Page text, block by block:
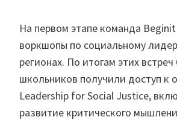
На первом этапе команда
воркшопы по социальному
регионах. По итогам этих встреч
школьников получили доступ к
Leadership for Social Justice,
развитие критического